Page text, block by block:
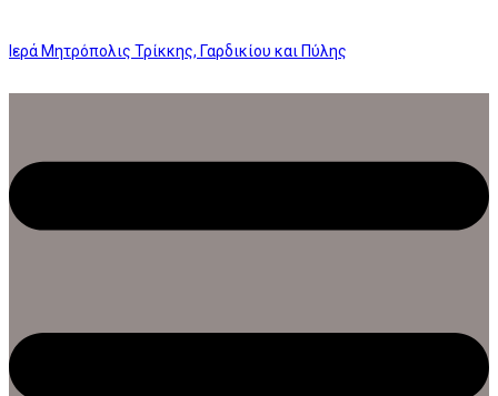
Ιερά Μητρόπολις Τρίκκης, Γαρδικίου και Πύλης